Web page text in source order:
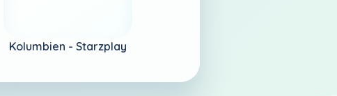
Kolumbien - Starzplay